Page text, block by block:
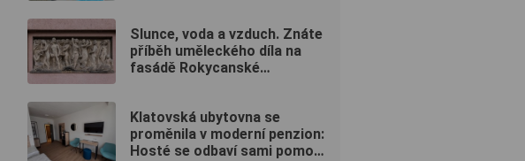
Slunce, voda a vzduch. Znáte
příběh uměleckého díla na
fasádě Rokycanské
Klatovská ubytovna se
proměnila v moderní penzion:
Hosté se odbaví sami pomocí